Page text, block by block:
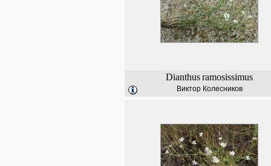
Dianthusramosissimus
Виктор Колесников